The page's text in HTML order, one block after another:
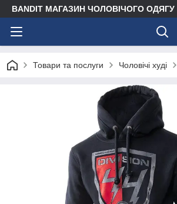
BANDIT МАГАЗИН ЧОЛОВІЧОГО ОДЯГУ
Товари та послуги Чоловічі худі